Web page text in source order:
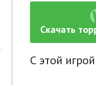
Скачать
С этой